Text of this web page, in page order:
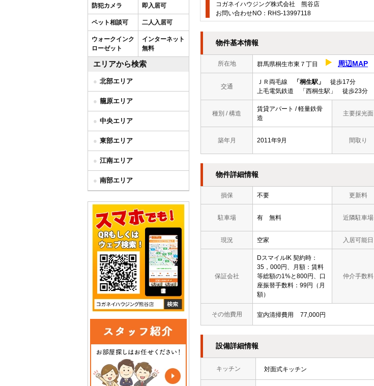
コガネイハウジング株式会社 熊谷店
お問い合わせNO：RHS-13997118
物件基本情報
所在地 群馬県桐生市東７丁目 周辺MAP
交通
ＪＲ両毛線 「桐生駅」
徒歩17分
上毛電気鉄道 「西桐生駅」 徒歩23分
種別 / 構造
賃貸アパート / 軽量鉄骨
造
主要採光面
築年月 2011年9月 間取り
物件詳細情報
損保 不要 更新料
駐車場 有 無料 近隣駐車場
現況 空家 入居可能日
保証会社
DスマイルIK 契約時：
35，000円、月額：賃料
等総額の1%と800円、口
座振替手数料：99円（月
額）
仲介手数料
その他費用 室内清掃費用 77,000円
設備詳細情報
キッチン 対面式キッチン
防犯カメラ 即入居可
ペット相談可 二人入居可
ウォークインク
ローゼット
インターネット
無料
エリアから検索
北部エリア
籠原エリア
中央エリア
東部エリア
江南エリア
南部エリア